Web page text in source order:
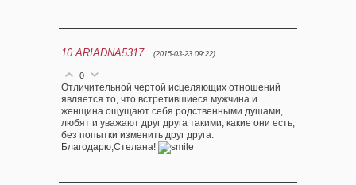
10 ARIADNA5317 (2015-03-23 09:22)
0
Отличительной чертой исцеляющих отношений
является то, что встретившиеся мужчина и
женщина ощущают себя родственными душами,
любят и уважают друг друга такими, какие они есть,
без попытки изменить друг друга.
Благодарю,Стелана!